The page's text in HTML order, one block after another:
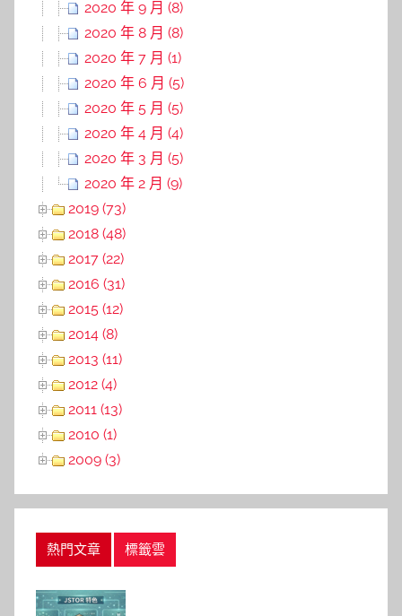
2020 年 9 月 (8)
2020 年 8 月 (8)
2020 年 7 月 (1)
2020 年 6 月 (5)
2020 年 5 月 (5)
2020 年 4 月 (4)
2020 年 3 月 (5)
2020 年 2 月 (9)
2019 (73)
2018 (48)
2017 (22)
2016 (31)
2015 (12)
2014 (8)
2013 (11)
2012 (4)
2011 (13)
2010 (1)
2009 (3)
熱門文章 標籤雲